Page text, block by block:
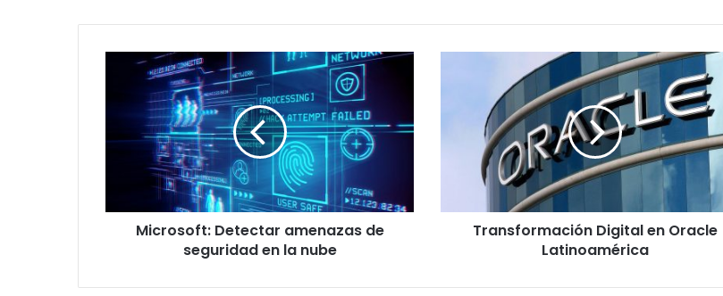
Microsoft:
Detectar
amenazas
seguridad
Microsoft: Detectar amenazas de
seguridad en la nube
Latinoamérica
Transformación Digital en Oracle
Latinoamérica